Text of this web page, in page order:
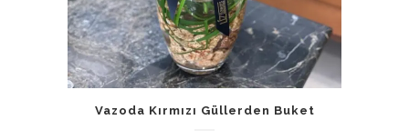
Vazoda Kırmızı Güllerden Buket